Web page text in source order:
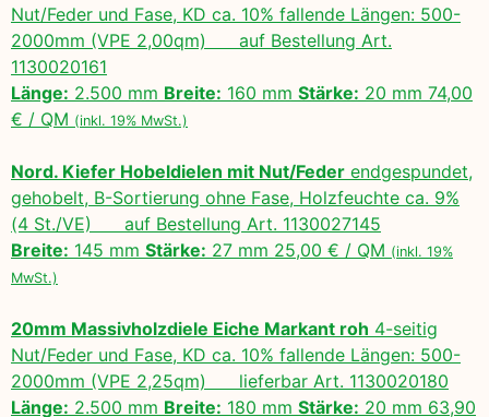
Nut/Feder und Fase, KD ca. 10% fallende Längen: 500-
2000mm (VPE 2,00qm) auf Bestellung Art.
1130020161
Länge: 2.500 mm Breite: 160 mm Stärke: 20 mm 74,00
€ / QM (inkl. 19% MwSt.)
Nord. Kiefer Hobeldielen mit Nut/Feder endgespundet,
gehobelt, B-Sortierung ohne Fase, Holzfeuchte ca. 9%
(4 St./VE) auf Bestellung Art. 1130027145
Breite: 145 mm Stärke: 27 mm 25,00 € / QM (inkl. 19%
MwSt.)
20mm Massivholzdiele Eiche Markant roh 4-seitig
Nut/Feder und Fase, KD ca. 10% fallende Längen: 500-
2000mm (VPE 2,25qm) lieferbar Art. 1130020180
Länge: 2.500 mm Breite: 180 mm Stärke: 20 mm 63,90